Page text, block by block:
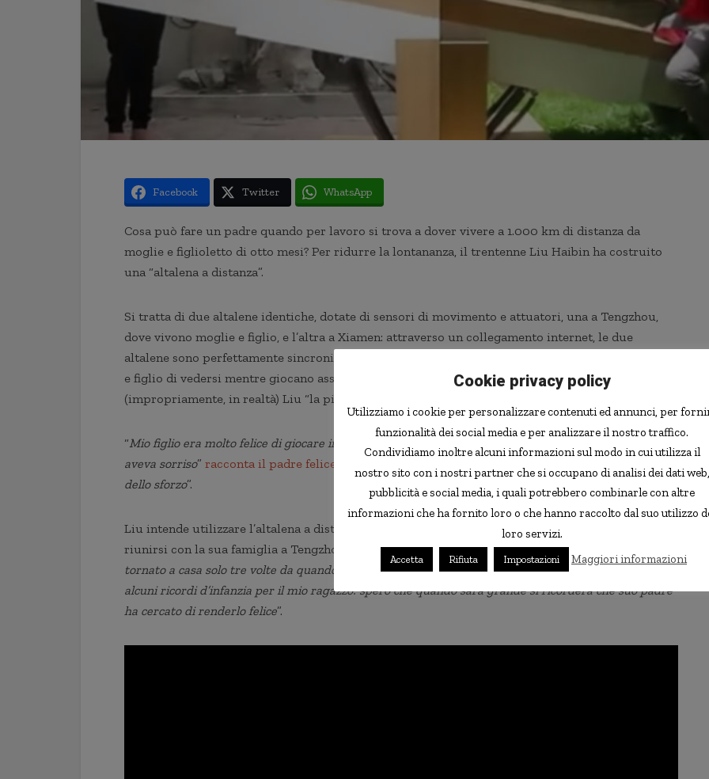
Facebook Twitter WhatsApp
Cosa può fare un padre quando per lavoro si trova a dover vivere a 1.000 km di distanza da
moglie e figlioletto di otto mesi? Per ridurre la lontananza, il trentenne Liu Haibin ha costruito
una “altalena a distanza”.
Si tratta di due altalene identiche, dotate di sensori di movimento e attuatori, una a Tengzhou,
dove vivono moglie e figlio, e l’altra a Xiamen: attraverso un collegamento internet, le due
altalene sono perfettamente sincronizzate, e un monitor HD su ciascun altalena consente a padre
e figlio di vedersi mentre giocano assieme, su quella che qualcuno ha soprannominato
(impropriamente, in realtà) Liu “la più lunga altalena del mondo”.
“Mio figlio era molto felice di giocare in altalena, era passato tanto tempo dall’ultima volta che mi
aveva sorriso” racconta il padre felice
dello sforzo”.
Liu intende utilizzare l’altalena a distanza fino a fine ottobre, quando poi dovrebbe finalmente
riunirsi con la sua famiglia a Tengzhou. “
Sono sempre impegnato per lavoro”, ha spiegato, “
tornato a casa solo tre volte da quando è nato mio figlio otto mesi fa. Voglio cercare di lasciargli bei
alcuni ricordi d’infanzia per il mio ragazzo: spero che quando sarà grande si ricorderà che suo padre
ha cercato di renderlo felice”.
Cookie privacy policy
Utilizziamo i cookie per personalizzare contenuti ed annunci, per
funzionalità dei social media e per analizzare il nostro traffico.
Condividiamo inoltre alcuni informazioni sul modo in cui utilizza il
nostro sito con i nostri partner che si occupano di analisi dei dati web,
pubblicità e social media, i quali potrebbero combinarle con altre
informazioni che ha fornito loro o che hanno raccolto dal suo utilizzo
loro servizi.
Accetta Rifiuta Impostazioni Maggiori informazioni